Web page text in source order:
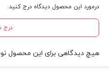
درمورد این محصول دیدگاه درج کنید.
درج
هیچ دیدگاهی برای این محصول